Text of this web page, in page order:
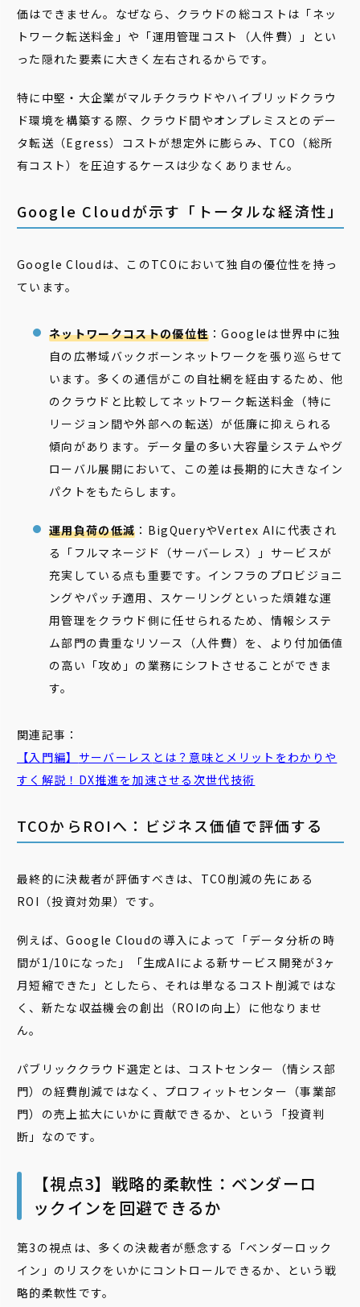
価はできません。なぜなら、クラウドの総コストは「ネッ
トワーク転送料金」や「運用管理コスト（人件費）」とい
った隠れた要素に大きく左右されるからです。
特に中堅・大企業がマルチクラウドやハイブリッドクラウ
ド環境を構築する際、クラウド間やオンプレミスとのデー
タ転送（Egress）コストが想定外に膨らみ、TCO（総所
有コスト）を圧迫するケースは少なくありません。
Google Cloudが示す「トータルな経済性」
Google Cloudは、このTCOにおいて独自の優位性を持っ
ています。
ネットワークコストの優位性 ：Googleは世界中に独
自の広帯域バックボーンネットワークを張り巡らせて
います。多くの通信がこの自社網を経由するため、他
のクラウドと比較してネットワーク転送料金（特に
リージョン間や外部への転送）が低廉に抑えられる
傾向があります。データ量の多い大容量システムやグ
ローバル展開において、この差は長期的に大きなイン
パクトをもたらします。
運用負荷の低減 ：BigQueryやVertex AIに代表され
る「フルマネージド（サーバーレス）」サービスが
充実している点も重要です。インフラのプロビジョニ
ングやパッチ適用、スケーリングといった煩雑な運
用管理をクラウド側に任せられるため、情報システ
ム部門の貴重なリソース（人件費）を、より付加価値
の高い「攻め」の業務にシフトさせることができま
す。
関連記事：
【入門編】 サーバーレス とは？意味とメリットをわかりや
すく解説！DX推進を加速させる次世代技術
TCOからROIへ：ビジネス価値で評価する
最終的に決裁者が評価すべきは、TCO削減の先にある
ROI（投資対効果）です。
例えば、Google Cloudの導入によって「データ分析の時
間が1/10になった」「生成AIによる新サービス開発が3ヶ
月短縮できた」としたら、それは単なるコスト削減ではな
く、新たな収益機会の創出（ROIの向上）に他なりませ
ん。
パブリッククラウド選定とは、コストセンター（情シス部
門）の経費削減ではなく、プロフィットセンター（事業部
門）の売上拡大にいかに貢献できるか、という「投資判
断」なのです。
【視点3】戦略的柔軟性：ベンダーロ
ックインを回避できるか
第3の視点は、多くの決裁者が懸念する「ベンダーロック
イン」のリスクをいかにコントロールできるか、という戦
略的柔軟性です。